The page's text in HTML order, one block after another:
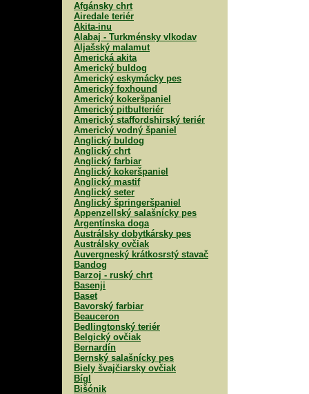
Afgánsky chrt
Airedale teriér
Akita-inu
Alabaj - Turkménsky vlkodav
Aljašský malamut
Americká akita
Americký buldog
Americký eskymácky pes
Americký foxhound
Americký kokeršpaniel
Americký pitbulteriér
Americký staffordshirský teriér
Americký vodný španiel
Anglický buldog
Anglický chrt
Anglický farbiar
Anglický kokeršpaniel
Anglický mastif
Anglický seter
Anglický špringeršpaniel
Appenzellský salašnícky pes
Argentínska doga
Austrálsky dobytkársky pes
Austrálsky ovčiak
Auvergneský krátkosrstý stavač
Bandog
Barzoj - ruský chrt
Basenji
Baset
Bavorský farbiar
Beauceron
Bedlingtonský teriér
Belgický ovčiak
Bernardín
Bernský salašnícky pes
Biely švajčiarsky ovčiak
Bígl
Bišónik